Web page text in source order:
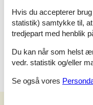
Indkøbsmuligheder
udflugtsmål somHenne
Blåbjerg Klitplantage
spændende
den danske vestkyst.
Hvis du accepterer
statistik) samtykke til,
tredjepart med henblik
Du kan når som helst
vedr. statistik og/eller
Se også vores